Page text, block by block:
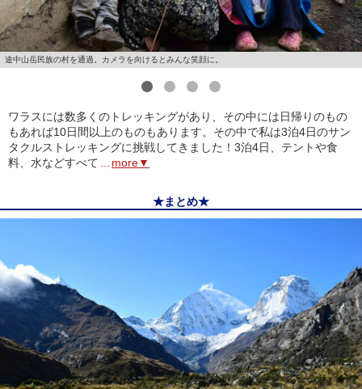
途中山岳民族の村を通過。カメラを向けるとみんな笑顔に。
ワラスには数多くのトレッキングがあり、その中には日帰りのもの
もあれば10日間以上のものもあります。その中で私は3泊4日のサン
タクルストレッキングに挑戦してきました！3泊4日、テントや食
料、水などすべて
more▼
★まとめ★